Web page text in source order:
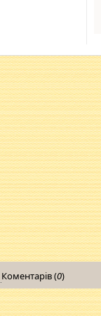
Коментарів (0)